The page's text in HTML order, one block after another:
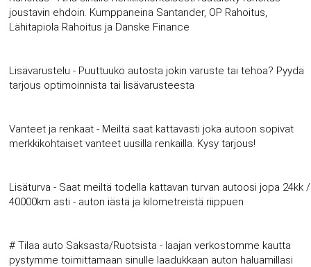
joustavin ehdoin. Kumppaneina Santander, OP Rahoitus,
Lähitapiola Rahoitus ja Danske Finance
Lisävarustelu - Puuttuuko autosta jokin varuste tai tehoa? Pyydä
tarjous optimoinnista tai lisävarusteesta
Vanteet ja renkaat - Meiltä saat kattavasti joka autoon sopivat
merkkikohtaiset vanteet uusilla renkailla. Kysy tarjous!
Lisäturva - Saat meiltä todella kattavan turvan autoosi jopa 24kk /
40000km asti - auton iästä ja kilometreistä riippuen
# Tilaa auto Saksasta/Ruotsista - laajan verkostomme kautta
pystymme toimittamaan sinulle laadukkaan auton haluamillasi